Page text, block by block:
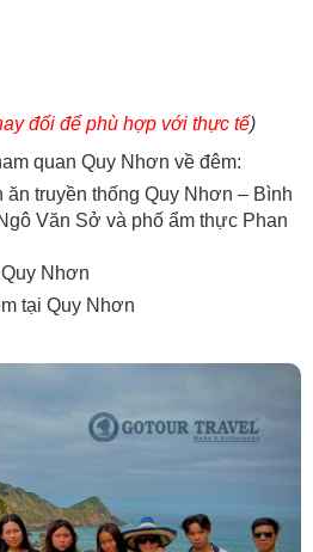
đổi để phù hợp với thực tế)
quan Quy Nhơn về đêm:
truyền thống Quy Nhơn – Bình
Văn Sở và phố ẩm thực Phan
Nhơn
tại Quy Nhơn